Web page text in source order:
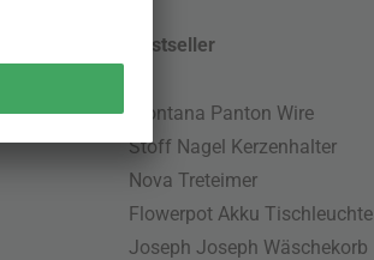
Bestseller
Montana Panton Wire
Stoff Nagel Kerzenhalter
Nova Treteimer
Flowerpot Akku Tischleuchte
Joseph Joseph Wäschekorb